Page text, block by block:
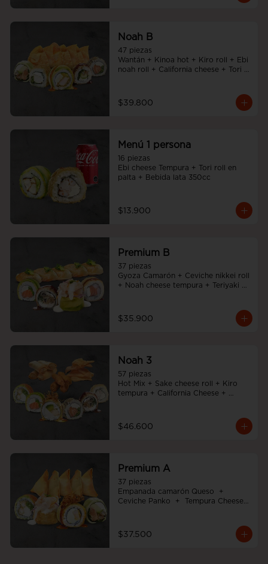
Noah B
47 piezas
Wantán + Kinoa hot + Kiro roll + Ebi
noah roll + California cheese + Tori
$39.800
Menú 1 persona
16 piezas
Ebi cheese Tempura + Tori roll en
palta + Bebida lata 350cc
$13.900
Premium B
37 piezas
Gyoza Camarón + Ceviche nikkei roll
+ Noah cheese tempura + Teriyaki
$35.900
Noah 3
57 piezas
Hot Mix + Sake cheese roll + Kiro
tempura + California Cheese +
$46.600
Premium A
37 piezas
Empanada camarón Queso  +
Ceviche Panko  +  Tempura Cheese
$37.500